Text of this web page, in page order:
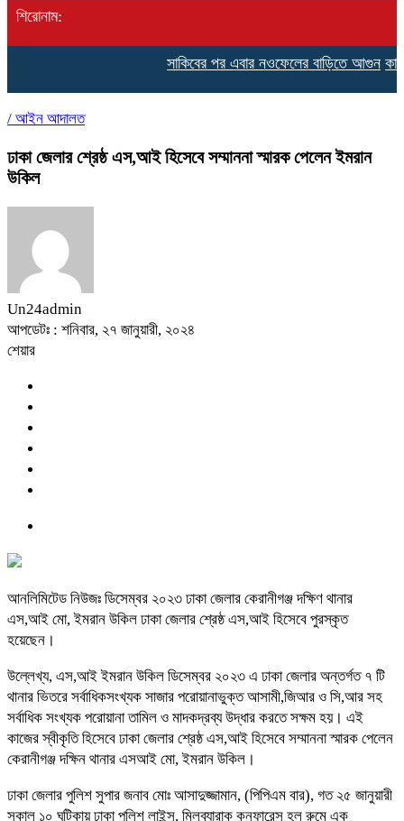
শিরোনাম:
সাকিবের পর এবার নওফেলের বাড়িতে আগুন
/ আইন আদালত
ঢাকা জেলার শ্রেষ্ঠ এস,আই হিসেবে সম্মাননা স্মারক পেলেন ইমরান
উকিল
Un24admin
আপডেটঃ : শনিবার, ২৭ জানুয়ারী, ২০২৪
শেয়ার
আনলিমিটেড নিউজঃ ডিসেম্বর ২০২৩ ঢাকা জেলার কেরানীগঞ্জ দক্ষিণ থানার
এস,আই মো, ইমরান উকিল ঢাকা জেলার শ্রেষ্ঠ এস,আই হিসেবে পুরস্কৃত
হয়েছেন।
উল্লেখ্য, এস,আই ইমরান উকিল ডিসেম্বর ২০২৩ এ ঢাকা জেলার অন্তর্গত ৭ টি
থানার ভিতরে সর্বাধিকসংখ্যক সাজার পরোয়ানাভুক্ত আসামী,জিআর ও সি,আর সহ
সর্বাধিক সংখ্যক পরোয়ানা তামিল ও মাদকদ্রব্য উদ্ধার করতে সক্ষম হয়। এই
কাজের স্বীকৃতি হিসেবে ঢাকা জেলার শ্রেষ্ঠ এস,আই হিসেবে সম্মাননা স্মারক পেলেন
কেরানীগঞ্জ দক্ষিন থানার এসআই মো, ইমরান উকিল।
ঢাকা জেলার পুলিশ সুপার জনাব মোঃ আসাদুজ্জামান, (পিপিএম বার), গত ২৫ জানুয়ারী
সকাল ১০ ঘটিকায় ঢাকা পুলিশ লাইন্স, মিলব্যারাক কনফারেন্স হল রুমে এক